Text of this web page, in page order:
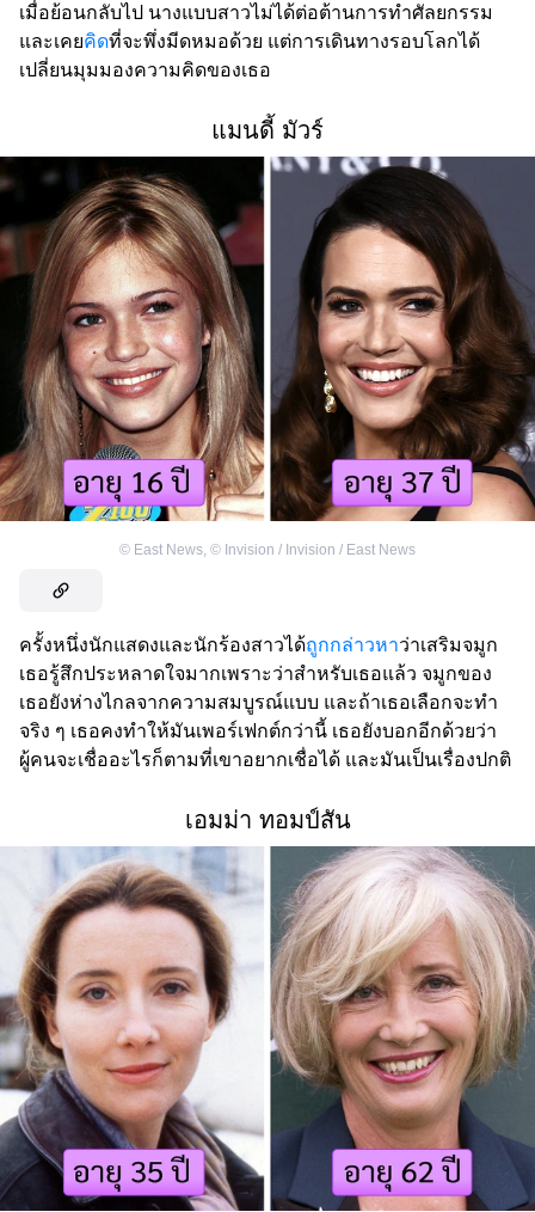
เมื่อย้อนกลับไป นางแบบสาวไม่ได้ต่อต้านการทำศัลยกรรม
และเคยคิดที่จะพึ่งมีดหมอด้วย แต่การเดินทางรอบโลกได้
เปลี่ยนมุมมองความคิดของเธอ
แมนดี้ มัวร์
© East News, © Invision / Invision / East News
ครั้งหนึ่งนักแสดงและนักร้องสาวได้ถูกกล่าวหาว่าเสริมจมูก
เธอรู้สึกประหลาดใจมากเพราะว่าสำหรับเธอแล้ว จมูกของ
เธอยังห่างไกลจากความสมบูรณ์แบบ และถ้าเธอเลือกจะทำ
จริง ๆ เธอคงทำให้มันเพอร์เฟกต์กว่านี้ เธอยังบอกอีกด้วยว่า
ผู้คนจะเชื่ออะไรก็ตามที่เขาอยากเชื่อได้ และมันเป็นเรื่องปกติ
เอมม่า ทอมป์สัน